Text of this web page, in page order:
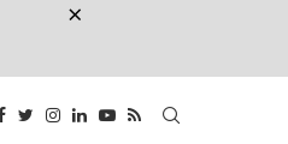
×